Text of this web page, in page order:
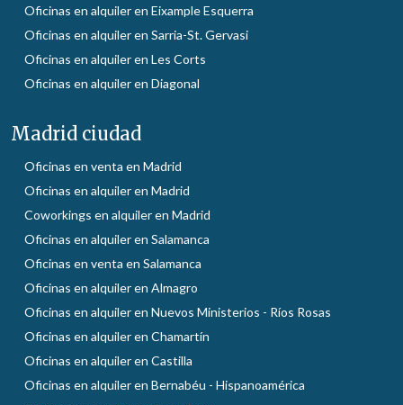
Oficinas en alquiler en Eixample Esquerra
Oficinas en alquiler en Sarria-St. Gervasi
Oficinas en alquiler en Les Corts
Oficinas en alquiler en Diagonal
Madrid ciudad
Oficinas en venta en Madrid
Oficinas en alquiler en Madrid
Coworkings en alquiler en Madrid
Oficinas en alquiler en Salamanca
Oficinas en venta en Salamanca
Oficinas en alquiler en Almagro
Oficinas en alquiler en Nuevos Ministerios - Ríos Rosas
Oficinas en alquiler en Chamartín
Oficinas en alquiler en Castilla
Oficinas en alquiler en Bernabéu - Hispanoamérica